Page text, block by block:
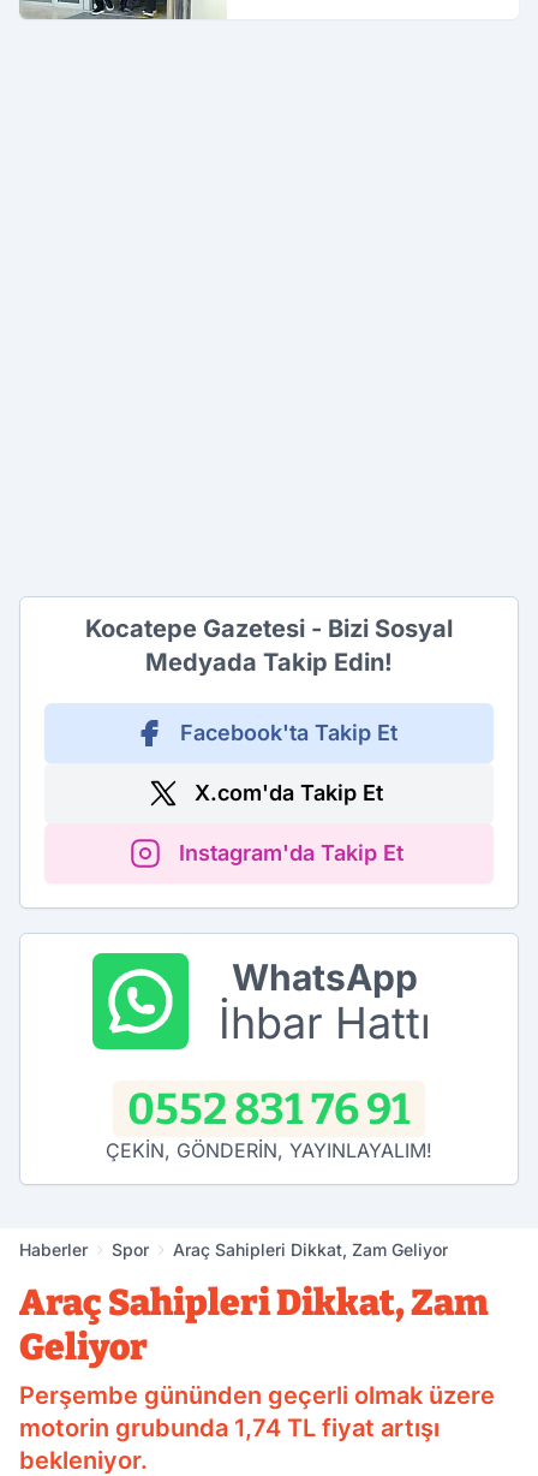
Kocatepe Gazetesi - Bizi Sosyal
Medyada Takip Edin!
Facebook'ta Takip Et
X.com'da Takip Et
Instagram'da Takip Et
WhatsApp
İhbar Hattı
0552 831 76 91
ÇEKİN, GÖNDERİN, YAYINLAYALIM!
Haberler Spor Araç Sahipleri Dikkat, Zam Geliyor
Araç Sahipleri Dikkat, Zam
Geliyor
Perşembe gününden geçerli olmak üzere
motorin grubunda 1,74 TL fiyat artışı
bekleniyor.